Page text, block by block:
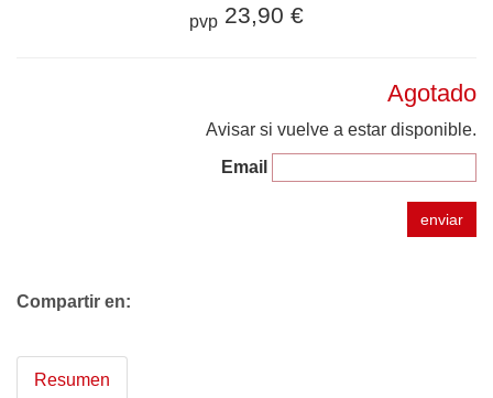
pvp 23,90 €
Agotado
Avisar si vuelve a estar disponible.
Email
enviar
Compartir en:
Resumen